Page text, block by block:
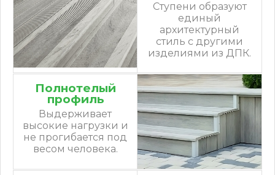
Ступени образуют
единый
архитектурный
стиль с другими
изделиями из ДПК.
Полнотелый
профиль
Выдерживает
высокие нагрузки и
не прогибается под
весом человека.